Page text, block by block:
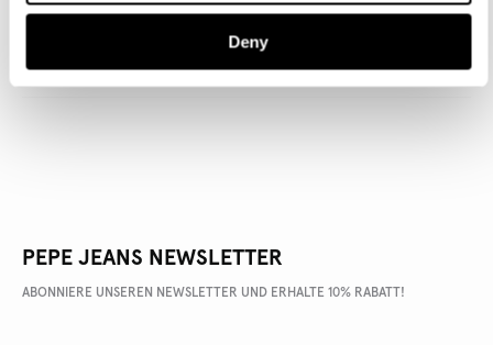
Deny
LIEFERUNG UND RÜCKGABE
PEPE JEANS NEWSLETTER
ABONNIERE UNSEREN NEWSLETTER UND ERHALTE 10% RABATT!